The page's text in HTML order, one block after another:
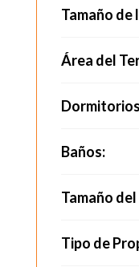
Tamaño de
Área del
Baños:
Tamaño
Tipo de